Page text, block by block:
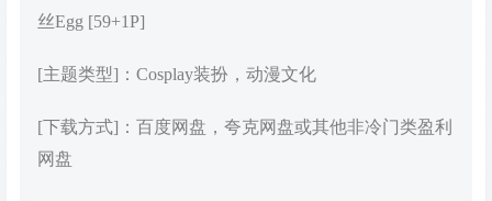
丝Egg [59+1P]
[主题类型]：Cosplay装扮，动漫文化
[下载方式]：百度网盘，夸克网盘或其他非冷门类盈利
网盘